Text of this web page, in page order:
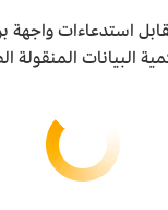
استدعاءات واجهة
البيانات المنقولة